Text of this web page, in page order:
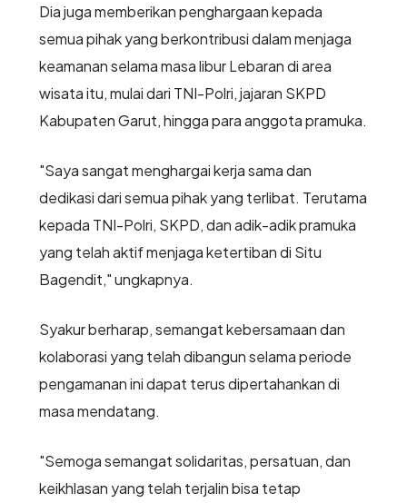
Dia juga memberikan penghargaan kepada
semua pihak yang berkontribusi dalam menjaga
keamanan selama masa libur Lebaran di area
wisata itu, mulai dari TNI-Polri, jajaran SKPD
Kabupaten Garut, hingga para anggota pramuka.
"Saya sangat menghargai kerja sama dan
dedikasi dari semua pihak yang terlibat. Terutama
kepada TNI-Polri, SKPD, dan adik-adik pramuka
yang telah aktif menjaga ketertiban di Situ
Bagendit," ungkapnya.
Syakur berharap, semangat kebersamaan dan
kolaborasi yang telah dibangun selama periode
pengamanan ini dapat terus dipertahankan di
masa mendatang.
"Semoga semangat solidaritas, persatuan, dan
keikhlasan yang telah terjalin bisa tetap